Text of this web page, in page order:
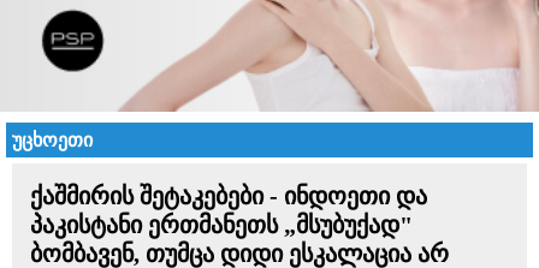
უცხოეთი
ქაშმირის შეტაკებები - ინდოეთი და
პაკისტანი ერთმანეთს „მსუბუქად"
ბომბავენ, თუმცა დიდი ესკალაცია არ